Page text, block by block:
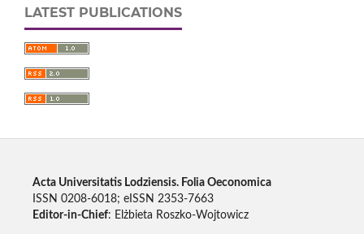
LATEST PUBLICATIONS
Acta Universitatis Lodziensis. Folia Oeconomica
ISSN 0208-6018; eISSN 2353-7663
Editor-in-Chief: Elżbieta Roszko-Wojtowicz